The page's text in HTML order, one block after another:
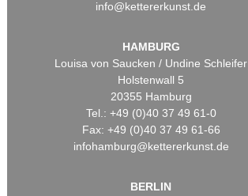
info@kettererkunst.de
HAMBURG
Louisa von Saucken / Undine Schleifer
Holstenwall 5
20355 Hamburg
Tel.: +49 (0)40 37 49 61-0
Fax: +49 (0)40 37 49 61-66
infohamburg@kettererkunst.de
BERLIN